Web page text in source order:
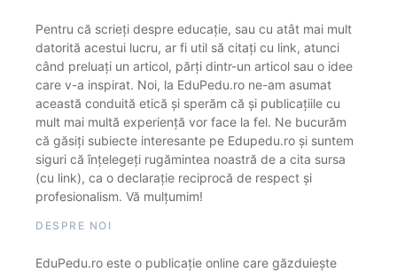
Pentru că scrieți despre educație, sau cu atât mai mult
datorită acestui lucru, ar fi util să citați cu link, atunci
când preluați un articol, părți dintr-un articol sau o idee
care v-a inspirat. Noi, la EduPedu.ro ne-am asumat
această conduită etică și sperăm că și publicațiile cu
mult mai multă experiență vor face la fel. Ne bucurăm
că găsiți subiecte interesante pe Edupedu.ro și suntem
siguri că înțelegeți rugămintea noastră de a cita sursa
(cu link), ca o declarație reciprocă de respect și
profesionalism. Vă mulțumim!
DESPRE NOI
EduPedu.ro este o publicație online care găzduiește